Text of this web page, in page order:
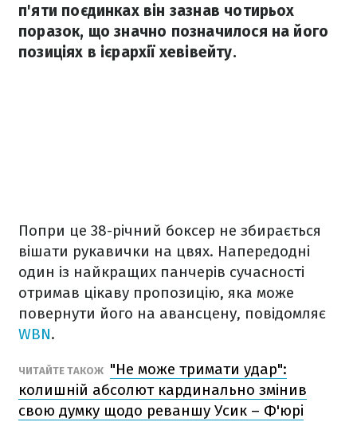
п'яти поєдинках він зазнав чотирьох
поразок, що значно позначилося на його
позиціях в ієрархії хевівейту.
Попри це 38-річний боксер не збирається
вішати рукавички на цвях. Напередодні
один із найкращих панчерів сучасності
отримав цікаву пропозицію, яка може
повернути його на авансцену, повідомляє
WBN.
ЧИТАЙТЕ ТАКОЖ "Не може тримати удар":
колишній абсолют кардинально змінив
свою думку щодо реваншу Усик – Ф'юрі